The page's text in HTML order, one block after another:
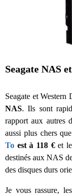
Seagate NAS et
Seagate et
NAS. Ils sont
rapport aux autres
aussi plus chers
To est à 118 €et le
destinés aux NAS
des disques durs
Je vous rassure,